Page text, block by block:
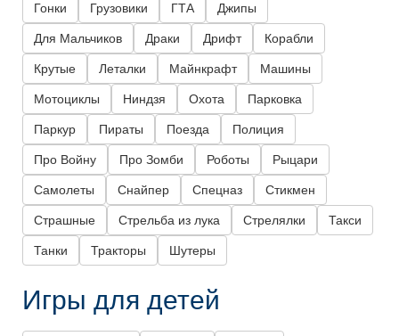
Гонки Грузовики ГТА Джипы
Для Мальчиков Драки Дрифт Корабли
Крутые Леталки Майнкрафт Машины
Мотоциклы Ниндзя Охота Парковка
Паркур Пираты Поезда Полиция
Про Войну Про Зомби Роботы Рыцари
Самолеты Снайпер Спецназ Стикмен
Страшные Стрельба из лука Стрелялки Такси
Танки Тракторы Шутеры
Игры для детей